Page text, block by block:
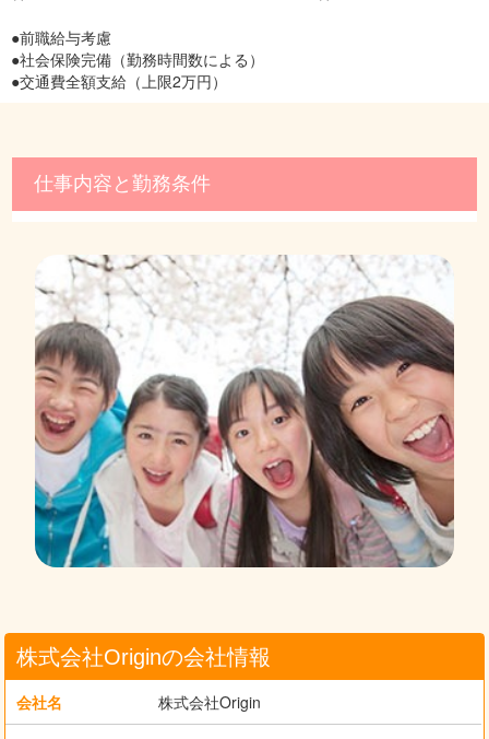
●前職給与考慮
●社会保険完備（勤務時間数による）
●交通費全額支給（上限2万円）
仕事内容と勤務条件
株式会社Originの会社情報
会社名 株式会社Origin